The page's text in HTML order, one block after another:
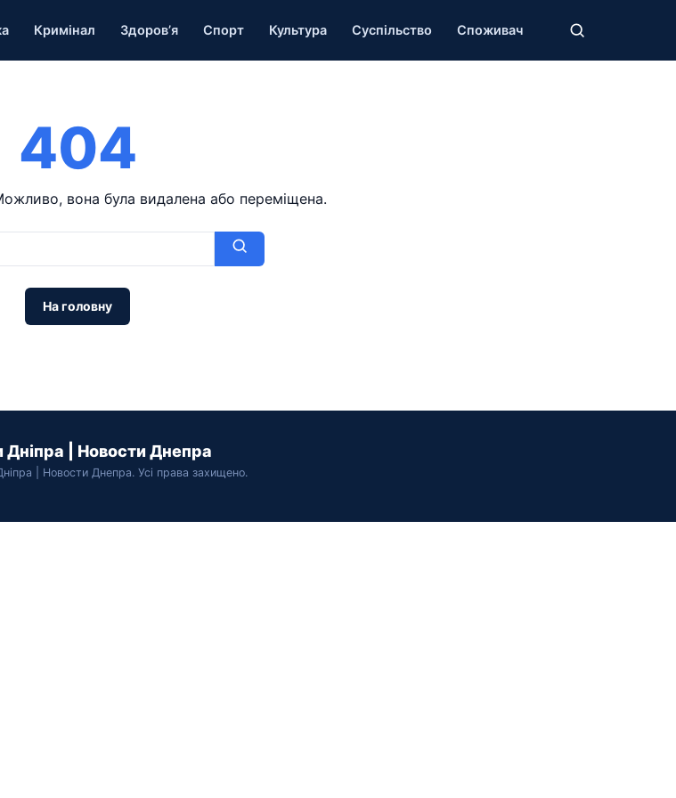
Кримінал Здоров’я Спорт Культура Суспільство Споживач
404
вона була видалена або переміщена.
На головну
Дніпра | Новости Днепра
| Новости Днепра. Усі права захищено.